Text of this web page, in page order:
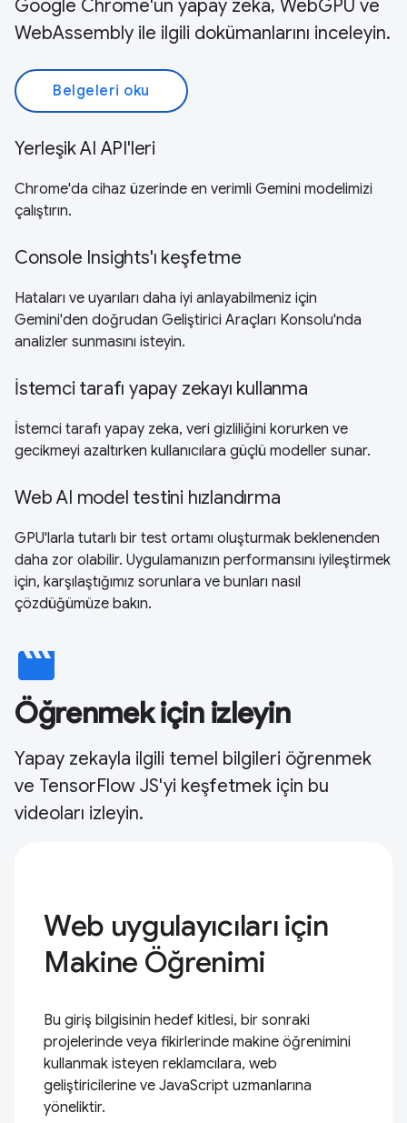
Google Chrome'un yapay zeka, WebGPU ve
WebAssembly ile ilgili dokümanlarını inceleyin.
Belgeleri oku
Yerleşik AI API'leri
Chrome'da cihaz üzerinde en verimli Gemini modelimizi
çalıştırın.
Console Insights'ı keşfetme
Hataları ve uyarıları daha iyi anlayabilmeniz için
Gemini'den doğrudan Geliştirici Araçları Konsolu'nda
analizler sunmasını isteyin.
İstemci tarafı yapay zekayı kullanma
İstemci tarafı yapay zeka, veri gizliliğini korurken ve
gecikmeyi azaltırken kullanıcılara güçlü modeller sunar.
Web AI model testini hızlandırma
GPU'larla tutarlı bir test ortamı oluşturmak beklenenden
daha zor olabilir. Uygulamanızın performansını iyileştirmek
için, karşılaştığımız sorunlara ve bunları nasıl
çözdüğümüze bakın.
movie
Öğrenmek için izleyin
Yapay zekayla ilgili temel bilgileri öğrenmek
ve TensorFlow JS'yi keşfetmek için bu
videoları izleyin.
Web uygulayıcıları için
Makine Öğrenimi
Bu giriş bilgisinin hedef kitlesi, bir sonraki
projelerinde veya fikirlerinde makine öğrenimini
kullanmak isteyen reklamcılara, web
geliştiricilerine ve JavaScript uzmanlarına
yöneliktir.